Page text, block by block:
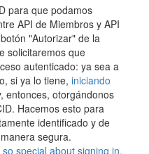
para que podamos
API de Miembros y API
"Autorizar" de la
solicitaremos que
autenticado: ya sea a
o, si ya lo tiene, iniciando
entonces, otorgándonos
Hacemos esto para
identificado y de
segura.
so special about signing in.